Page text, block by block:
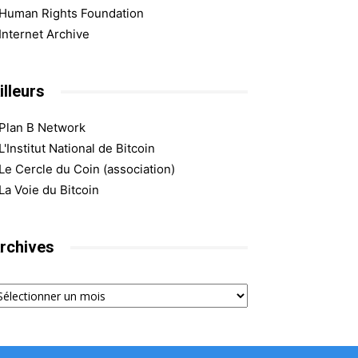
Human Rights Foundation
Internet Archive
Plan B Network
L'Institut National de Bitcoin
Le Cercle du Coin (association)
La Voie du Bitcoin